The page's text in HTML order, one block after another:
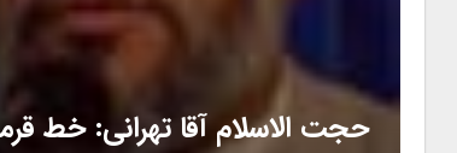
حجت الاسلام آقا تهرانی: خط